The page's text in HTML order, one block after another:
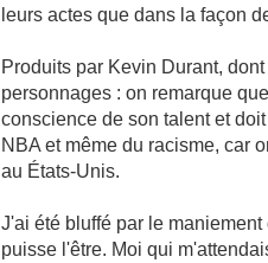
leurs actes que dans la façon
Produits par Kevin Durant,
personnages : on remarque
conscience de son talent et
NBA et même du racisme, car
au États-Unis.
J'ai été bluffé par le
puisse l'être. Moi qui